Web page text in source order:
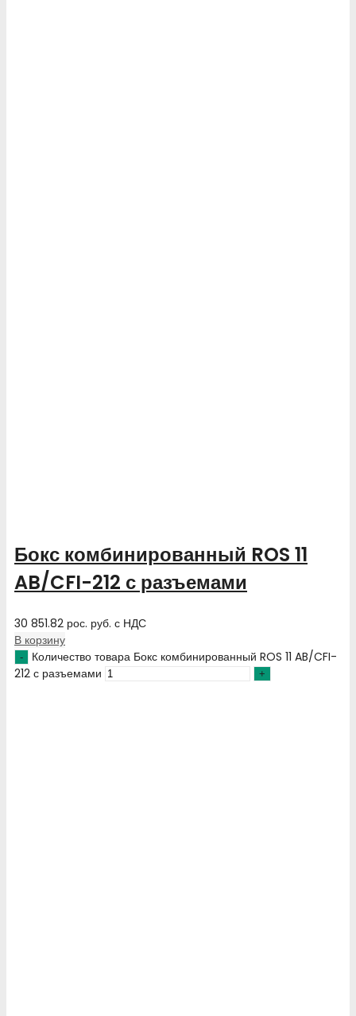
Бокс комбинированный ROS 11
AB/CFI-212 с разъемами
30 851.82 рос. руб. с НДС
В корзину
Количество товара Бокс комбинированный ROS 11 AB/CFI-
212 с разъемами